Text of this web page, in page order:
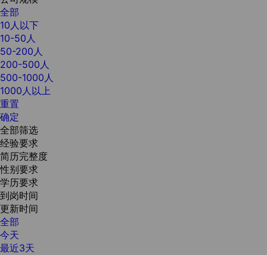
全部
10人以下
10-50人
50-200人
200-500人
500-1000人
1000人以上
重置
确定
全部筛选
经验要求
简历完整度
性别要求
学历要求
到岗时间
更新时间
全部
今天
最近3天